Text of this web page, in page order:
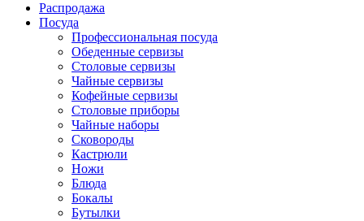
Распродажа
Посуда
Профессиональная посуда
Обеденные сервизы
Столовые сервизы
Чайные сервизы
Кофейные сервизы
Столовые приборы
Чайные наборы
Сковороды
Кастрюли
Ножи
Блюда
Бокалы
Бутылки